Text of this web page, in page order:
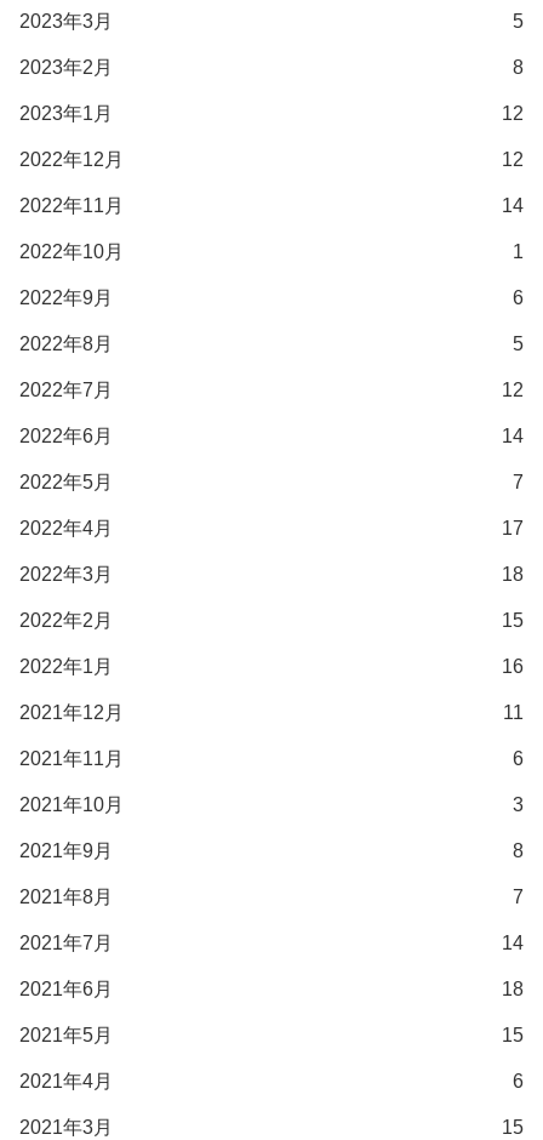
2023年3月 5
2023年2月 8
2023年1月 12
2022年12月 12
2022年11月 14
2022年10月 1
2022年9月 6
2022年8月 5
2022年7月 12
2022年6月 14
2022年5月 7
2022年4月 17
2022年3月 18
2022年2月 15
2022年1月 16
2021年12月 11
2021年11月 6
2021年10月 3
2021年9月 8
2021年8月 7
2021年7月 14
2021年6月 18
2021年5月 15
2021年4月 6
2021年3月 15